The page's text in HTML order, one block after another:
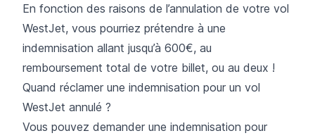
En fonction des raisons de l’annulation de votre vol
WestJet, vous pourriez prétendre à une
indemnisation allant jusqu’à 600€, au
remboursement total de votre billet, ou au deux !
Quand réclamer une indemnisation pour un vol
WestJet annulé ?
Vous pouvez demander une indemnisation pour